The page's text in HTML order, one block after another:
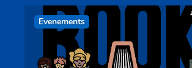
Evenements